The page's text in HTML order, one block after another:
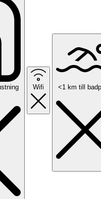
Wifi <1 km till